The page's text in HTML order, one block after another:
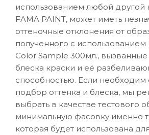
использованием любой другой
FAMA PAINT, может иметь
оттеночные отклонения от
полученного с использованием
Color Sample 300мл.,
блеска краски и её
способностью. Если необходим
подбор оттенка и блеска, мы
выбрать в качестве тестового
минимальную фасовку именно
которая будет использована